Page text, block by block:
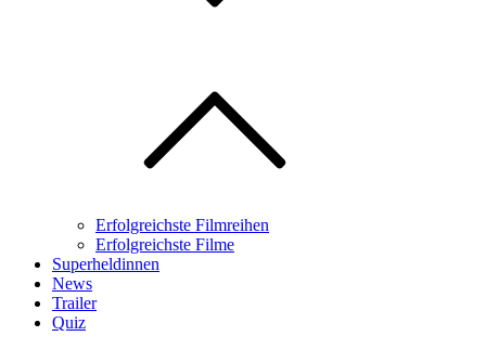
Erfolgreichste Filmreihen
Erfolgreichste Filme
Superheldinnen
News
Trailer
Quiz